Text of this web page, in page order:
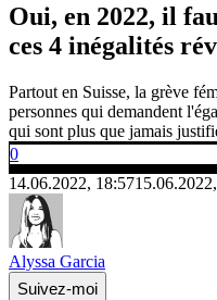
Oui, en 2022, il
ces 4 inégalités
Partout en Suisse, la grève
personnes qui demandent
qui sont plus que jamais
0
14.06.2022, 18:57
Alyssa Garcia
Suivez-moi